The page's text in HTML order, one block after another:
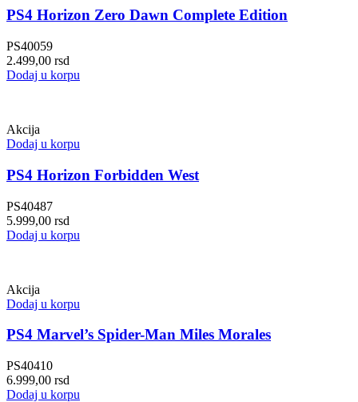
PS4 Horizon Zero Dawn Complete Edition
PS40059
2.499,00 rsd
Dodaj u korpu
Akcija
Dodaj u korpu
PS4 Horizon Forbidden West
PS40487
5.999,00 rsd
Dodaj u korpu
Akcija
Dodaj u korpu
PS4 Marvel’s Spider-Man Miles Morales
PS40410
6.999,00 rsd
Dodaj u korpu